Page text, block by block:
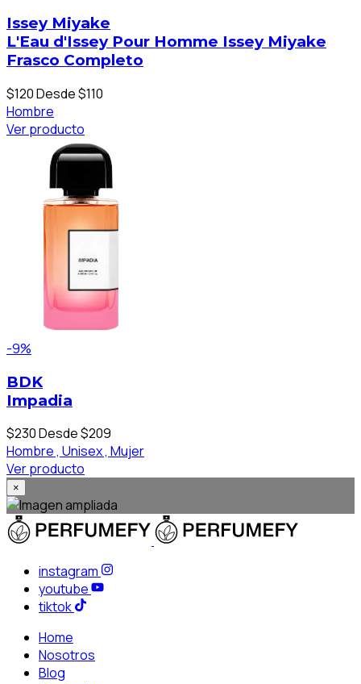
Issey Miyake
L'Eau d'Issey Pour Homme Issey Miyake
Frasco Completo
$120Desde $110
Hombre
Ver producto
-9%
BDK
Impadia
$230Desde $209
Hombre , Unisex , Mujer
Ver producto
×
instagram
youtube
tiktok
Home
Nosotros
Blog